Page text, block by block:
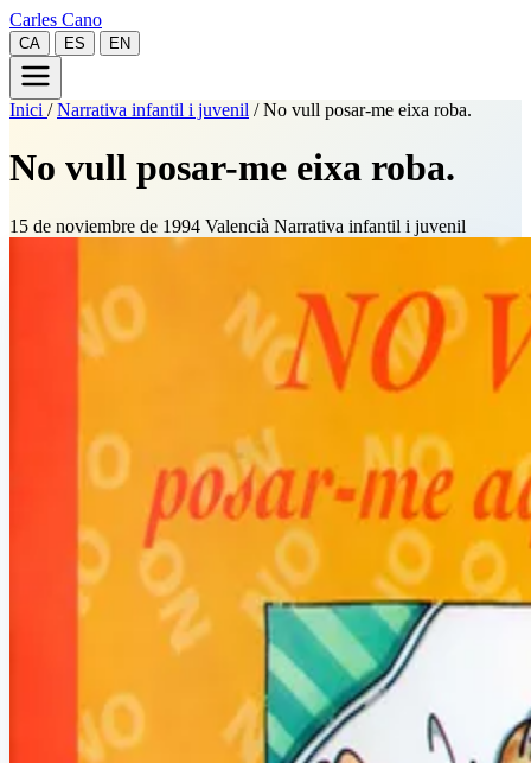
Carles Cano
CA ES EN
Inici / Narrativa infantil i juvenil / No vull posar-me eixa roba.
No vull posar-me eixa roba.
15 de noviembre de 1994 Valencià Narrativa infantil i juvenil